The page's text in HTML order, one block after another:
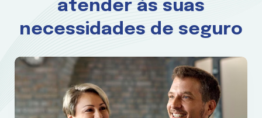
atender às suas
necessidades de seguro